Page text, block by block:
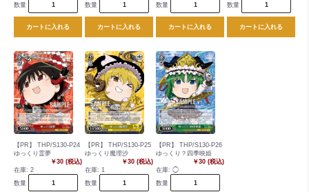
数量
カートに入れる
数量
カートに入れる
数量
カートに入れる
数量
カートに入れる
【PR】 THP/S130-P24
ゆっくり霊夢
￥30 (税込)
在庫: 2
数量
【PR】 THP/S130-P25
ゆっくり魔理沙
￥30 (税込)
在庫: 1
数量
【PR】 THP/S130-P26
ゆっくり？四季映姫
￥30 (税込)
在庫: ◯
数量